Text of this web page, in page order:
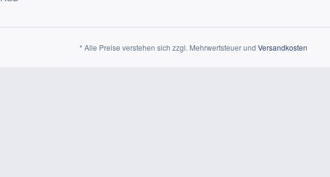
* Alle Preise verstehen sich zzgl. Mehrwertsteuer und Versandkosten